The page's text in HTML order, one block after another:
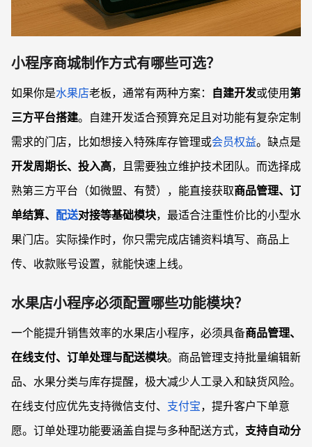
小程序商城制作方式有哪些可选？
如果你是水果店老板，通常有两种方案： 自建开发或使用第
三方平台搭建。自建开发适合预算充足且对功能有复杂定制
需求的门店，比如想接入特殊库存管理或会员权益。缺点是
开发周期长、投入高，且需要独立维护技术团队。而选择成
熟第三方平台（如微盟、有赞），能直接获取商品管理、订
单结算、 配送对接等基础模块，最适合注重性价比的小型水
果门店。实际操作时，你只需完成店铺资料填写、商品上
传、收款账号设置，就能快速上线。
水果店小程序必须配置哪些功能模块？
一个能提升销售效率的水果店小程序，必须具备商品管理、
在线支付、订单处理与配送模块。商品管理支持批量编辑新
品、水果分类与库存提醒，极大减少人工录入和缺货风险。
在线支付应优先支持微信支付、 支付宝，提升客户下单意
愿。订单处理功能要涵盖自提与多种配送方式， 支持自动分